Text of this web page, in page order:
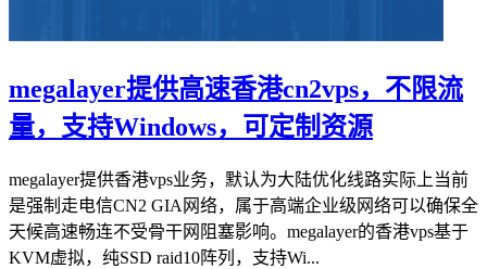
megalayer提供高速香港cn2vps，不限流
量，支持Windows，可定制资源
megalayer提供香港vps业务，默认为大陆优化线路实际上当前
是强制走电信CN2 GIA网络，属于高端企业级网络可以确保全
天候高速畅连不受骨干网阻塞影响。megalayer的香港vps基于
KVM虚拟，纯SSD raid10阵列，支持Wi...